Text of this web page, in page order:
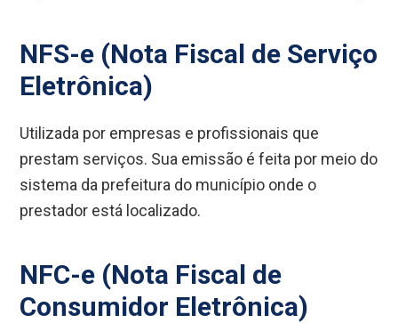
NFS-e (Nota Fiscal de Serviço
Eletrônica)
Utilizada por empresas e profissionais que
prestam serviços. Sua emissão é feita por meio do
sistema da prefeitura do município onde o
prestador está localizado.
NFC-e (Nota Fiscal de
Consumidor Eletrônica)